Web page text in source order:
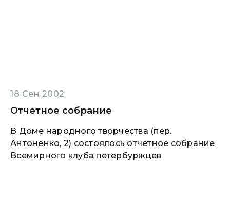
18 Сен 2002
Отчетное собрание
В Доме народного творчества (пер.
Антоненко, 2) состоялось отчетное собрание
Всемирного клуба петербуржцев